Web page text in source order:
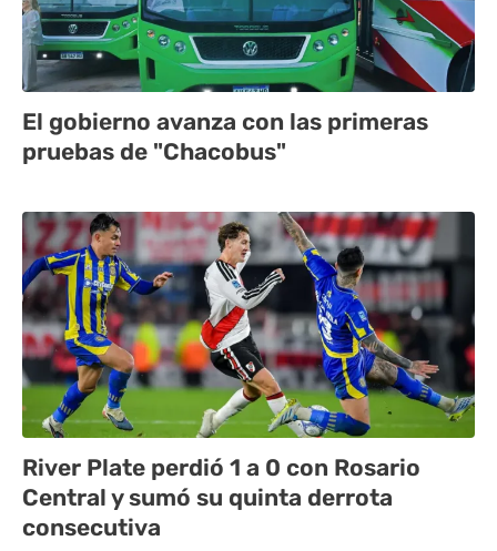
El gobierno avanza con las primeras
pruebas de "Chacobus"
River Plate perdió 1 a 0 con Rosario
Central y sumó su quinta derrota
consecutiva